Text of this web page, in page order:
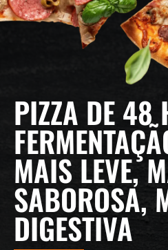
PIZZA DE 48
MAIS LEVE,
SABOROSA,
DIGESTIVA